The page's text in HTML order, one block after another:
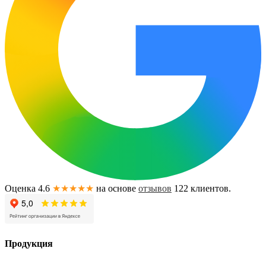
Оценка 4.6 ★★★★★ на основе отзывов 122 клиентов.
Продукция